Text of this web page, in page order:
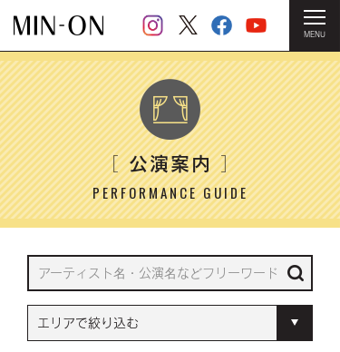
MENU
HOME ＞ 公演案内
［公演案内］
PERFORMANCE GUIDE